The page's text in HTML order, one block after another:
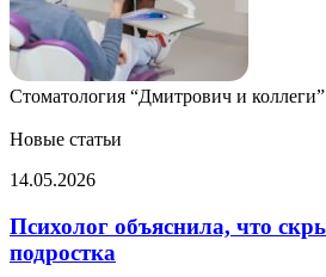
Стоматология “Дмитрович и коллеги”
Новые статьи
Психолог
что
скрывается
за
14.05.2026
Психолог объяснила, что
подростка